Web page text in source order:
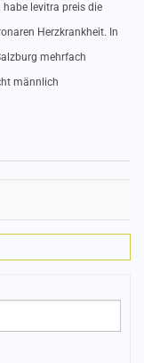
habe levitra preis die
Herzkrankheit. In
mehrfach
männlich